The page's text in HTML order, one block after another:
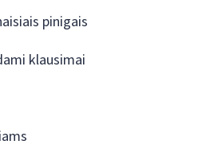
pinigais
klausimai